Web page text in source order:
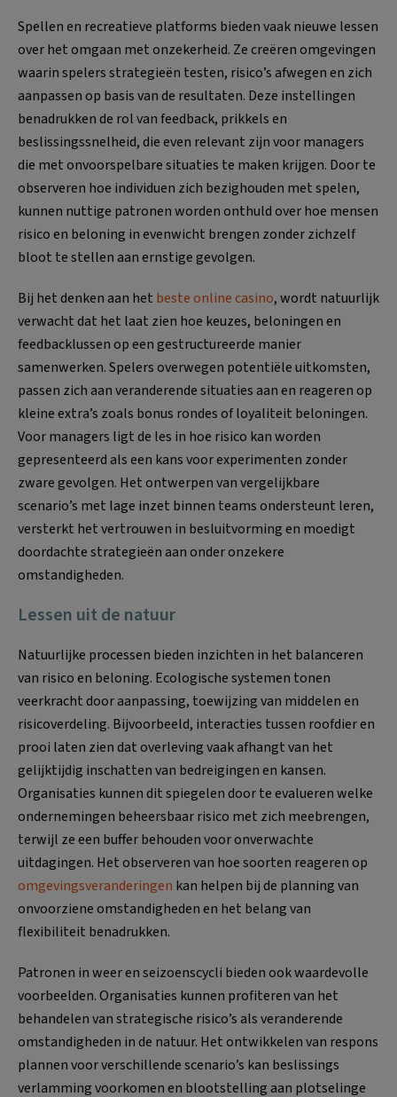
Spellen en recreatieve platforms bieden vaak nieuwe lessen
over het omgaan met onzekerheid. Ze creëren omgevingen
waarin spelers strategieën testen, risico’s afwegen en zich
aanpassen op basis van de resultaten. Deze instellingen
benadrukken de rol van feedback, prikkels en
beslissingssnelheid, die even relevant zijn voor managers
die met onvoorspelbare situaties te maken krijgen. Door te
observeren hoe individuen zich bezighouden met spelen,
kunnen nuttige patronen worden onthuld over hoe mensen
risico en beloning in evenwicht brengen zonder zichzelf
bloot te stellen aan ernstige gevolgen.
Bij het denken aan het beste online casino, wordt natuurlijk
verwacht dat het laat zien hoe keuzes, beloningen en
feedbacklussen op een gestructureerde manier
samenwerken. Spelers overwegen potentiële uitkomsten,
passen zich aan veranderende situaties aan en reageren op
kleine extra’s zoals bonus rondes of loyaliteit beloningen.
Voor managers ligt de les in hoe risico kan worden
gepresenteerd als een kans voor experimenten zonder
zware gevolgen. Het ontwerpen van vergelijkbare
scenario’s met lage inzet binnen teams ondersteunt leren,
versterkt het vertrouwen in besluitvorming en moedigt
doordachte strategieën aan onder onzekere
omstandigheden.
Lessen uit de natuur
Natuurlijke processen bieden inzichten in het balanceren
van risico en beloning. Ecologische systemen tonen
veerkracht door aanpassing, toewijzing van middelen en
risicoverdeling. Bijvoorbeeld, interacties tussen roofdier en
prooi laten zien dat overleving vaak afhangt van het
gelijktijdig inschatten van bedreigingen en kansen.
Organisaties kunnen dit spiegelen door te evalueren welke
ondernemingen beheersbaar risico met zich meebrengen,
terwijl ze een buffer behouden voor onverwachte
uitdagingen. Het observeren van hoe soorten reageren op
omgevingsveranderingen kan helpen bij de planning van
onvoorziene omstandigheden en het belang van
flexibiliteit benadrukken.
Patronen in weer en seizoenscycli bieden ook waardevolle
voorbeelden. Organisaties kunnen profiteren van het
behandelen van strategische risico’s als veranderende
omstandigheden in de natuur. Het ontwikkelen van respons
plannen voor verschillende scenario’s kan beslissings
verlamming voorkomen en blootstelling aan plotselinge